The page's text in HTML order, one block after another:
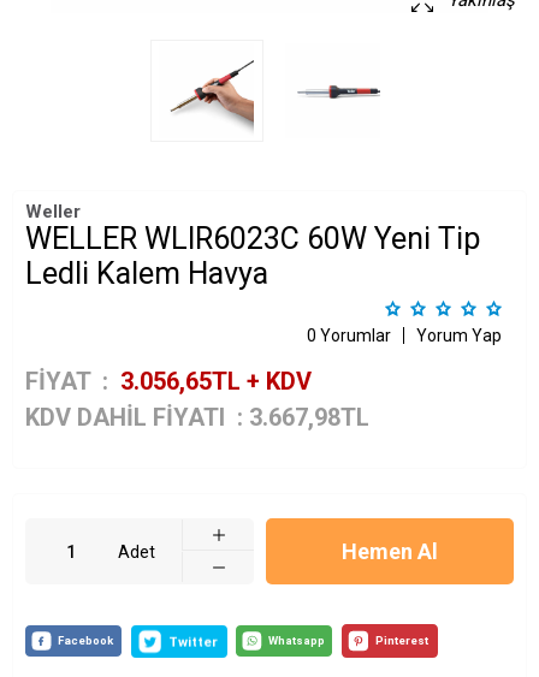
Weller
WELLER WLIR6023C 60W Yeni Tip
Ledli Kalem Havya
0 Yorumlar Yorum Yap
FİYAT : 3.056,65TL + KDV
KDV DAHİL FİYATI : 3.667,98TL
Adet Hemen Al